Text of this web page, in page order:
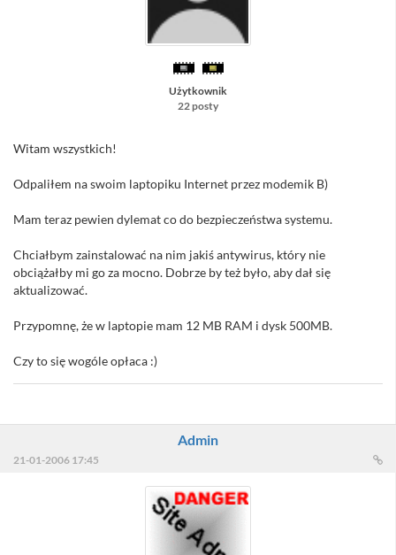
Użytkownik
22 posty
Witam wszystkich!
Odpaliłem na swoim laptopiku Internet przez modemik B)
Mam teraz pewien dylemat co do bezpieczeństwa systemu.
Chciałbym zainstalować na nim jakiś antywirus, który nie
obciążałby mi go za mocno. Dobrze by też było, aby dał się
aktualizować.
Przypomnę, że w laptopie mam 12 MB RAM i dysk 500MB.
Czy to się wogóle opłaca :)
Admin
21-01-2006 17:45